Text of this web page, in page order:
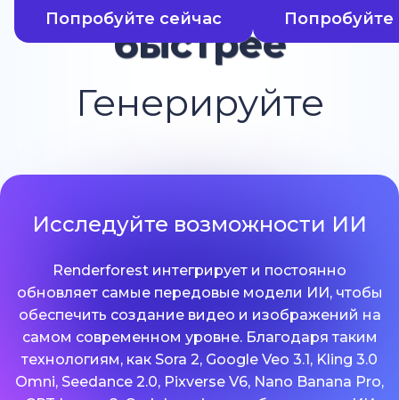
Попробуйте сейчас Попробуйте
Генерируйте
быстрее
Исследуйте возможности ИИ
Renderforest интегрирует и постоянно
обновляет самые передовые модели ИИ, чтобы
обеспечить создание видео и изображений на
самом современном уровне. Благодаря таким
технологиям, как Sora 2, Google Veo 3.1, Kling 3.0
Omni, Seedance 2.0, Pixverse V6, Nano Banana Pro,